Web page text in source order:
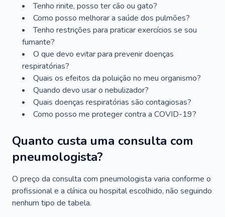
Tenho rinite, posso ter cão ou gato?
Como posso melhorar a saúde dos pulmões?
Tenho restrições para praticar exercícios se sou
fumante?
O que devo evitar para prevenir doenças
respiratórias?
Quais os efeitos da poluição no meu organismo?
Quando devo usar o nebulizador?
Quais doenças respiratórias são contagiosas?
Como posso me proteger contra a COVID-19?
Quanto custa uma consulta com
pneumologista?
O preço da consulta com pneumologista varia conforme o
profissional e a clínica ou hospital escolhido, não seguindo
nenhum tipo de tabela.